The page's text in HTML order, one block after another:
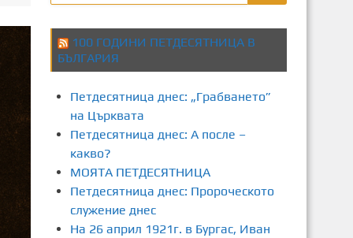
100 ГОДИНИ ПЕТДЕСЯТНИЦА В
БЪЛГАРИЯ
Петдесятница днес: „Грабването”
на Църквата
Петдесятница днес: А после –
какво?
МОЯТА ПЕТДЕСЯТНИЦА
Петдесятница днес: Пророческото
служение днес
На 26 април 1921г. в Бургас, Иван